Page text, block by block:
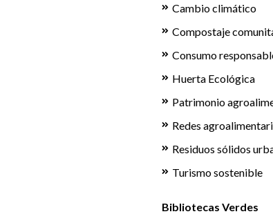
Cambio climático
Compostaje
Consumo
Huerta Ecológica
Patrimonio
Redes
Residuos sólidos
Turismo sostenible
Bibliotecas Verdes